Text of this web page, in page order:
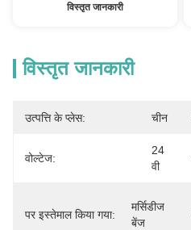
विस्तृत जानकारी
विस्तृत जानकारी
उत्पत्ति के प्लेस: चीन
वोल्टेज:
24
वी
पर इस्तेमाल किया गया:
मर्सिडीज
बेंज